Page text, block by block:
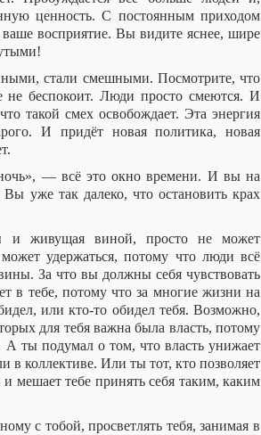
ценность. С постоянным приходом
восприятие. Вы видите яснее, шире
стали смешными. Посмотрите, что
не беспокоит. Люди просто смеются. И
такой смех освобождает. Эта энергия
И придёт новая политика, новая
— всё это окно времени. И вы на
уже так далеко, что остановить крах
и живущая виной, просто не может
удержаться, потому что люди всё
За что вы должны себя чувствовать
в тебе, потому что за многие жизни на
или кто-то обидел тебя. Возможно,
для тебя важна была власть, потому
ты подумал о том, что власть унижает
в коллективе. Или ты тот, кто позволяет
мешает тебе принять себя таким, каким
с тобой, просветлять тебя, занимая в